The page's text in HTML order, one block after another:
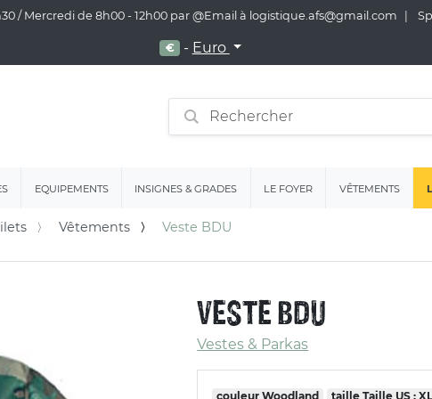
/ Mercredi de 8h00 - 12h00 par @Email à logistique.afs@gmail.com
€ - Euro
EQUIPEMENTS INSIGNES & GRADES LE FOYER VÊTEMENTS
Vêtements Veste BDU
VESTE BDU
Vestes & Parkas
couleurWoodland taille Taille US : XL